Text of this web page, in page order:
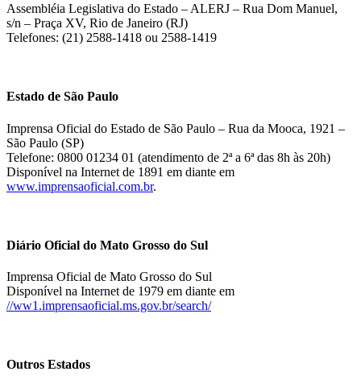
Assembléia Legislativa do Estado – ALERJ – Rua Dom Manuel,
s/n – Praça XV, Rio de Janeiro (RJ)
Telefones: (21) 2588-1418 ou 2588-1419
Estado de São Paulo
Imprensa Oficial do Estado de São Paulo – Rua da Mooca, 1921 –
São Paulo (SP)
Telefone: 0800 01234 01 (atendimento de 2ª a 6ª das 8h às 20h)
Disponível na Internet de 1891 em diante em
www.imprensaoficial.com.br.
Diário Oficial do Mato Grosso do Sul
Imprensa Oficial de Mato Grosso do Sul
Disponível na Internet de 1979 em diante em
//ww1.imprensaoficial.ms.gov.br/search/
Outros Estados